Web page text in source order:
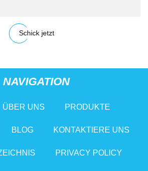
Schick jetzt
NAVIGATION
ÜBER UNS PRODUKTE
BLOG KONTAKTIERE UNS
PRIVACY POLICY